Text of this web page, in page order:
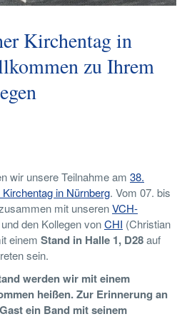
Kirchentag in
zu Ihrem
wir unsere Teilnahme am 38.
in Nürnberg. Vom 07. bis
mit unserenVCH-
und den Kollegen vonCHI (Christian
einem Stand in Halle 1, D28auf
sein.
werden wir mit einem
heißen. Zur Erinnerung an
ein Band mit seinem